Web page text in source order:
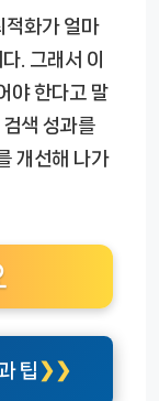
화가 얼마
. 그래서 이
야 한다고 말
색 성과를
개선해 나가
팁